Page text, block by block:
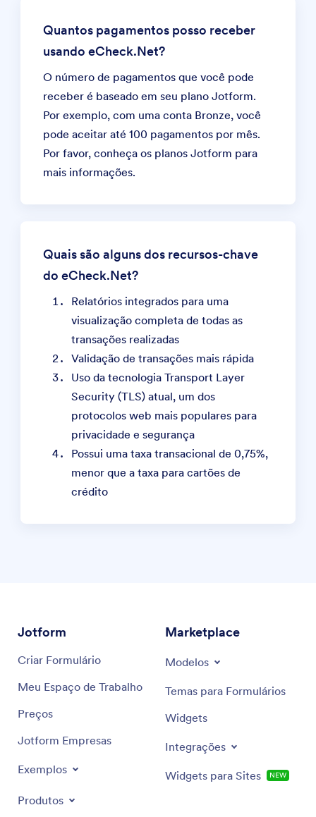
Quantos pagamentos posso receber
usando eCheck.Net?
O número de pagamentos que você pode
receber é baseado em seu plano Jotform.
Por exemplo, com uma conta Bronze, você
pode aceitar até 100 pagamentos por mês.
Por favor, conheça os planos Jotform para
mais informações.
Quais são alguns dos recursos-chave
do eCheck.Net?
Relatórios integrados para uma
visualização completa de todas as
transações realizadas
Validação de transações mais rápida
Uso da tecnologia Transport Layer
Security (TLS) atual, um dos
protocolos web mais populares para
privacidade e segurança
Possui uma taxa transacional de 0,75%,
menor que a taxa para cartões de
crédito
Jotform
Criar Formulário
Meu Espaço de Trabalho
Preços
Jotform Empresas
Exemplos
Produtos
Marketplace
Modelos
Temas para Formulários
Widgets
Integrações
Widgets para Sites NEW